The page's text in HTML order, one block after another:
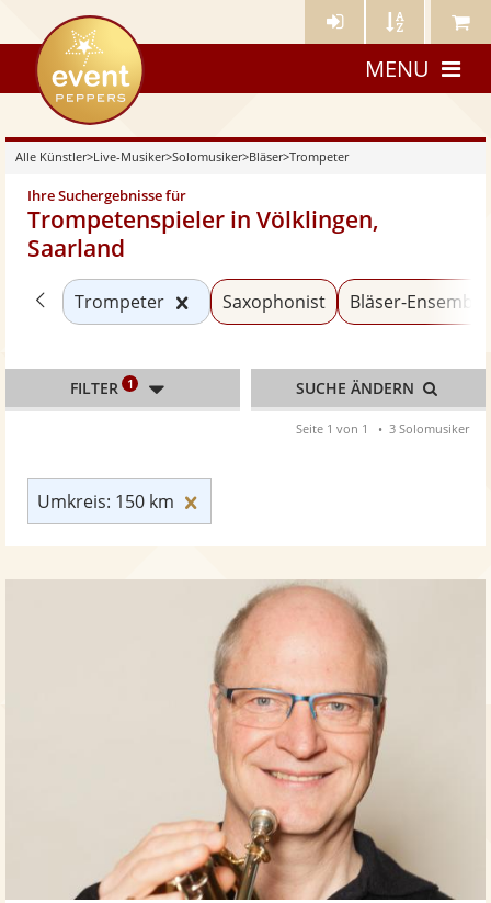
Künstler- Künstler Meine
eventpeppers
MENU
Alle Künstler>Live-Musiker>Solomusiker>Bläser>Trompeter
Ihre Suchergebnisse für
Trompetenspieler in Völklingen,
Saarland
Zurück zu «Bläser»
Trompeter Kategorie «Trompeter»
Saxophonist Bläser-Ensemble
Umkreis: 150 km
FILTER 1 SUCHE ÄNDERN
Seite 1 von 1 3 Solomusiker